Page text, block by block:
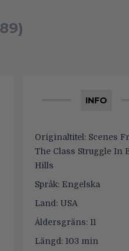
INFO
Originaltitel: Scenes
The Class Struggle In
Hills
Språk: Engelska
Land: USA
Åldersgräns: 11
Längd: 103 min